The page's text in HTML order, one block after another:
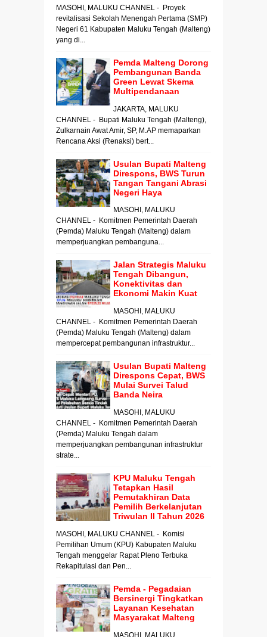
MASOHI, MALUKU CHANNEL - Proyek
revitalisasi Sekolah Menengah Pertama (SMP)
Negeri 61 Kabupaten Maluku Tengah (Malteng)
yang di...
Pemda Malteng Dorong
Pembangunan Banda
Green Lewat Skema
Multipendanaan
JAKARTA, MALUKU
CHANNEL - Bupati Maluku Tengah (Malteng),
Zulkarnain Awat Amir, SP, M.AP memaparkan
Rencana Aksi (Renaksi) bert...
Usulan Bupati Malteng
Direspons, BWS Turun
Tangan Tangani Abrasi
Negeri Haya
MASOHI, MALUKU
CHANNEL - Komitmen Pemerintah Daerah
(Pemda) Maluku Tengah (Malteng) dalam
memperjuangkan pembanguna...
Jalan Strategis Maluku
Tengah Dibangun,
Konektivitas dan
Ekonomi Makin Kuat
MASOHI, MALUKU
CHANNEL - Komitmen Pemerintah Daerah
(Pemda) Maluku Tengah (Malteng) dalam
mempercepat pembangunan infrastruktur...
Usulan Bupati Malteng
Direspons Cepat, BWS
Mulai Survei Talud
Banda Neira
MASOHI, MALUKU
CHANNEL - Komitmen Pemerintah Daerah
(Pemda) Maluku Tengah dalam
memperjuangkan pembangunan infrastruktur
strate...
KPU Maluku Tengah
Tetapkan Hasil
Pemutakhiran Data
Pemilih Berkelanjutan
Triwulan II Tahun 2026
MASOHI, MALUKU CHANNEL - Komisi
Pemilihan Umum (KPU) Kabupaten Maluku
Tengah menggelar Rapat Pleno Terbuka
Rekapitulasi dan Pen...
Pemda - Pegadaian
Bersinergi Tingkatkan
Layanan Kesehatan
Masyarakat Malteng
MASOHI, MALUKU